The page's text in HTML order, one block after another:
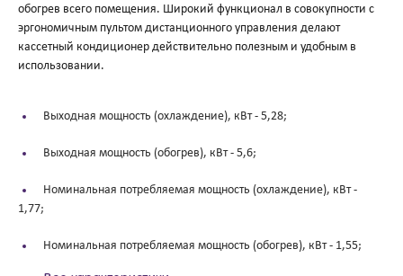
обогрев всего помещения. Широкий функционал в совокупности с
эргономичным пультом дистанционного управления делают
кассетный кондиционер действительно полезным и удобным в
использовании.
Выходная мощность (охлаждение), кВт - 5,28;
Выходная мощность (обогрев), кВт - 5,6;
Номинальная потребляемая мощность (охлаждение), кВт -
1,77;
Номинальная потребляемая мощность (обогрев), кВт - 1,55;